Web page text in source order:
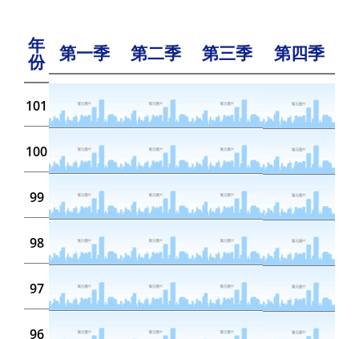
年
份
第一季 第二季 第三季 第四季
101
100
99
98
97
96